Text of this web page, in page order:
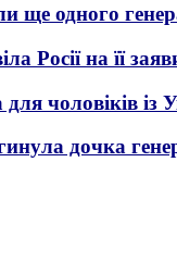
ще одного
Росії на її
чоловіків із
дочка